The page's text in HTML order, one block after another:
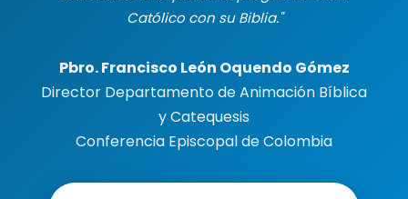
Católico con su Biblia."
Pbro. Francisco León Oquendo Gómez
Director Departamento de Animación Bíblica
y Catequesis
Conferencia Episcopal de Colombia